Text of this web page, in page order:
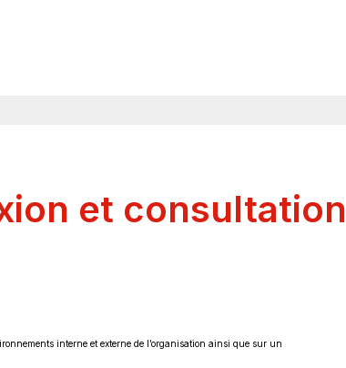
et consultation
interne et externe de l’organisation ainsi que sur un